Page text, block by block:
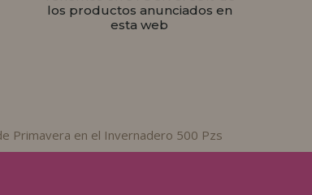
los productos anunciados en
esta web
Primavera en el Invernadero 500 Pzs